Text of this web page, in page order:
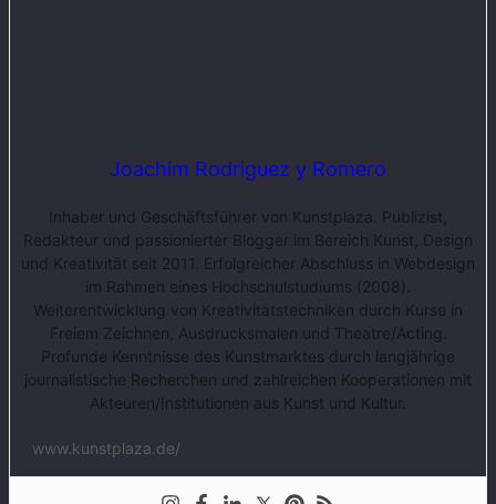
Joachim Rodriguez y Romero
Inhaber und Geschäftsführer von Kunstplaza. Publizist,
Redakteur und passionierter Blogger im Bereich Kunst, Design
und Kreativität seit 2011. Erfolgreicher Abschluss in Webdesign
im Rahmen eines Hochschulstudiums (2008).
Weiterentwicklung von Kreativitätstechniken durch Kurse in
Freiem Zeichnen, Ausdrucksmalen und Theatre/Acting.
Profunde Kenntnisse des Kunstmarktes durch langjährige
journalistische Recherchen und zahlreichen Kooperationen mit
Akteuren/Institutionen aus Kunst und Kultur.
www.kunstplaza.de/